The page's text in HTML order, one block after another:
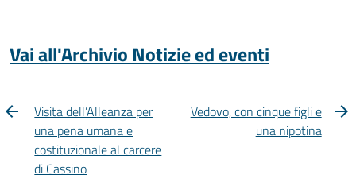
Vai all'Archivio Notizie ed eventi
Visita dell’Alleanza per
una pena umana e
costituzionale al carcere
di Cassino
Vedovo, con cinque figli e
una nipotina